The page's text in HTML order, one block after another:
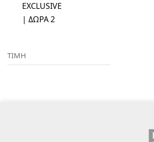
EXCLUSIVE
| ΔΩΡΑ2
ΤΙΜΗ